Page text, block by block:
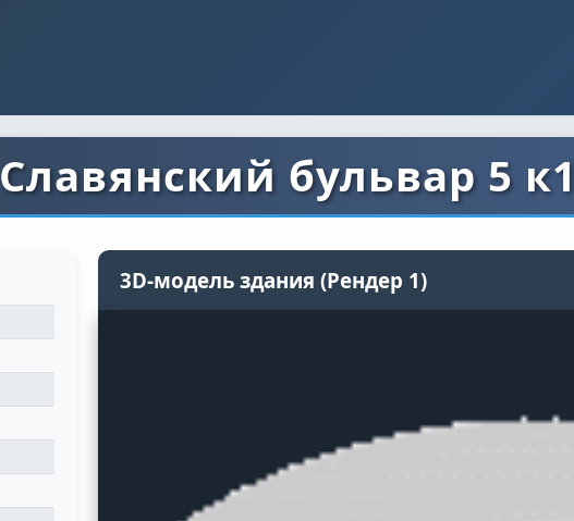
Славянский бульвар 5 к1
3D-модель здания (Рендер 1)